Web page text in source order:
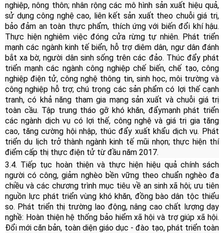
nghiệp, nông thôn; nhân rộng các mô hình sản xuất hiệu quả,
sử dụng công nghệ cao, liên kết sản xuất theo chuỗi giá trị,
bảo đảm an toàn thực phẩm, thích ứng với biến đổi khí hậu.
Thực hiện nghiêm việc đóng cửa rừng tự nhiên. Phát triển
mạnh các ngành kinh tế biển, hỗ trợ diêm dân, ngư dân đánh
bắt xa bờ, người dân sinh sống trên các đảo. Thúc đẩy phát
triển mạnh các ngành công nghiệp chế biến, chế tạo, công
nghiệp điện tử, công nghệ thông tin, sinh học, môi trường và
công nghiệp hỗ trợ; chú trọng các sản phẩm có lợi thế cạnh
tranh, có khả năng tham gia mạng sản xuất và chuỗi giá trị
toàn cầu. Tập trung tháo gỡ khó khăn, đẩymạnh phát triển
các ngành dịch vụ có lợi thế, công nghệ và giá trị gia tăng
cao, tăng cường hội nhập, thúc đẩy xuất khẩu dịch vụ. Phát
triển du lịch trở thành ngành kinh tế mũi nhọn; thực hiện thí
điểm cấp thị thực điện tử từ đầu năm 2017.
3.4. Tiếp tục hoàn thiện và thực hiện hiệu quả chính sách
người có công, giảm nghèo bền vững theo chuẩn nghèo đa
chiều và các chương trình mục tiêu về an sinh xã hội; ưu tiên
nguồn lực phát triển vùng khó khăn, đồng bào dân tộc thiểu
so. Phát triển thị trường lao động, nâng cao chất lượng dạy
nghề: Hoàn thiện hệ thống bảo hiểm xã hội và trợ giúp xã hội.
Đổi mới căn bản, toàn diện giáo dục - đào tạo, phát triển toàn